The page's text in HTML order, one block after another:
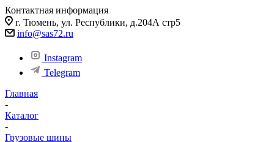
Контактная информация
г. Тюмень, ул. Республики, д.204А стр5
info@sas72.ru
Instagram
Telegram
Главная
-
Каталог
-
Грузовые шины